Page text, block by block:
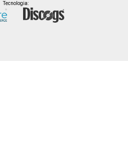
Tecnologia: